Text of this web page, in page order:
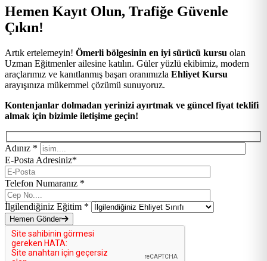
Hemen Kayıt Olun, Trafiğe Güvenle
Çıkın!
Artık ertelemeyin! Ömerli bölgesinin en iyi sürücü kursu olan
Uzman Eğitmenler ailesine katılın. Güler yüzlü ekibimiz, modern
araçlarımız ve kanıtlanmış başarı oranımızla Ehliyet Kursu
arayışınıza mükemmel çözümü sunuyoruz.
Kontenjanlar dolmadan yerinizi ayırtmak ve güncel fiyat teklifi
almak için bizimle iletişime geçin!
Adınız *
E-Posta Adresiniz*
Telefon Numaranız *
İlgilendiğiniz Eğitim *
Hemen Gönder